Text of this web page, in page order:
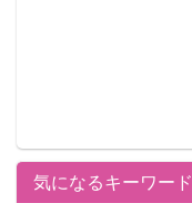
気になるキーワード